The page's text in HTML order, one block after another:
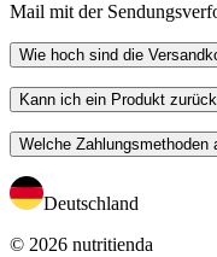
Mail mit der
Wie hoch sind die
Kann ich ein Produkt
Welche Zahlungsmethoden
Deutschland
© 2026 nutritienda